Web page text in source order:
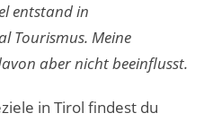
entstand in
Tourismus. Meine
aber nicht beeinflusst.
in Tirol findest du